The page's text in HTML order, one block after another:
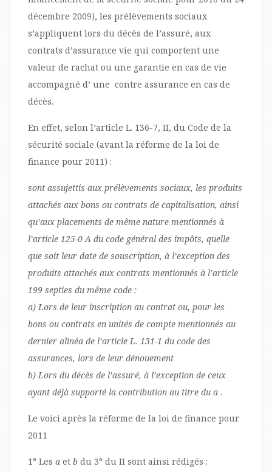
décembre 2009), les prélèvements sociaux
s’appliquent lors du décès de l’assuré, aux
contrats d’assurance vie qui comportent une
valeur de rachat ou une garantie en cas de vie
accompagné d’ une contre assurance en cas de
décès.
En effet, selon l’article L. 136-7, II, du Code de la
sécurité sociale (avant la réforme de la loi de
finance pour 2011) :
sont assujettis aux prélèvements sociaux, les produits
attachés aux bons ou contrats de capitalisation, ainsi
qu’aux placements de même nature mentionnés à
l’article 125-0 A du code général des impôts, quelle
que soit leur date de souscription, à l’exception des
produits attachés aux contrats mentionnés à l’article
199 septies du même code :
a) Lors de leur inscription au contrat ou, pour les
bons ou contrats en unités de compte mentionnés au
dernier alinéa de l’article L. 131-1 du code des
assurances, lors de leur dénouement
b) Lors du décès de l’assuré, à l’exception de ceux
ayant déjà supporté la contribution au titre du a .
Le voici après la réforme de la loi de finance pour
2011
1° Les a et b du 3° du II sont ainsi rédigés :